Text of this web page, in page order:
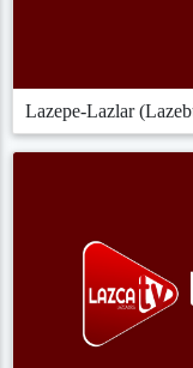
Lazepe-Lazlar